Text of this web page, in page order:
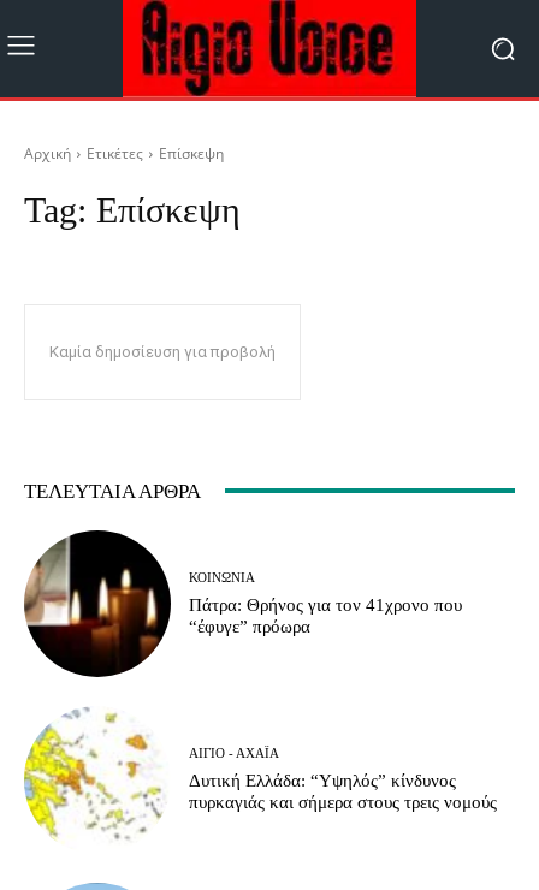
Αρχική Ετικέτες Επίσκεψη
Tag: Επίσκεψη
Καμία δημοσίευση για προβολή
ΤΕΛΕΥΤΑΊΑ ΆΡΘΡΑ
ΚΟΙΝΩΝΊΑ
Πάτρα: Θρήνος για τον 41χρονο που
“έφυγε” πρόωρα
ΑΊΓΙΟ - ΑΧΑΪ́Α
Δυτική Ελλάδα: “Υψηλός” κίνδυνος
πυρκαγιάς και σήμερα στους τρεις νομούς